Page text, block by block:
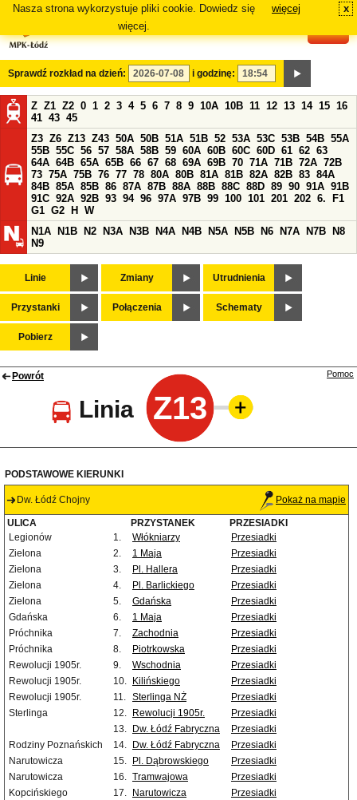
Nasza strona wykorzystuje pliki cookie. Dowiedz się
więcej.
więcej x
Sprawdź rozkład na dzień: i godzinę:
Z Z1 Z2 0 1 2 3 4 5 6 7 8 9 10A 10B 11 12 13 14 15 16
41 43 45
Z3 Z6 Z13 Z43 50A 50B 51A 51B 52 53A 53C 53B 54B 55A
55B 55C 56 57 58A 58B 59 60A 60B 60C 60D 61 62 63
64A 64B 65A 65B 66 67 68 69A 69B 70 71A 71B 72A 72B
73 75A 75B 76 77 78 80A 80B 81A 81B 82A 82B 83 84A
84B 85A 85B 86 87A 87B 88A 88B 88C 88D 89 90 91A 91B
91C 92A 92B 93 94 96 97A 97B 99 100 101 201 202 6.
F1
G1 G2 H
W
N1A
N1B N2 N3A N3B N4A N4B N5A N5B N6 N7A N7B
N8
N9
Linie Zmiany Utrudnienia
Przystanki Połączenia Schematy
Pobierz
Powrót
Linia Z13
Pomoc
PODSTAWOWE KIERUNKI
Dw. Łódź Chojny Pokaż na mapie
ULICA PRZYSTANEK
PRZESIADKI
Legionów
1. Włókniarzy
Przesiadki
Zielona
2. 1 Maja
Przesiadki
Zielona
3. Pl. Hallera
Przesiadki
Zielona
4. Pl. Barlickiego
Przesiadki
Zielona
5. Gdańska
Przesiadki
Gdańska
6. 1 Maja
Przesiadki
Próchnika
7. Zachodnia
Przesiadki
Próchnika
8. Piotrkowska
Przesiadki
Rewolucji 1905r.
9. Wschodnia
Przesiadki
Rewolucji 1905r.
10. Kilińskiego
Przesiadki
Rewolucji 1905r.
11. Sterlinga NŻ
Przesiadki
Sterlinga
12. Rewolucji 1905r.
Przesiadki
13.
Dw. Łódź Fabryczna
Przesiadki
Rodziny Poznańskich
14. Dw. Łódź Fabryczna
Przesiadki
Narutowicza
15. Pl. Dąbrowskiego
Przesiadki
Narutowicza
16. Tramwajowa
Przesiadki
Kopcińskiego
17. Narutowicza
Przesiadki